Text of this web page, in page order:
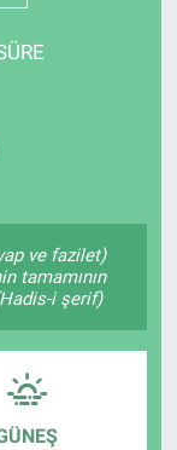
ve fazilet)
tamamının
i şerif)